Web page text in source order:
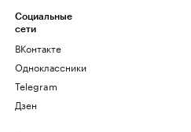
Социальные
сети
ВКонтакте
Одноклассники
Telegram
Дзен